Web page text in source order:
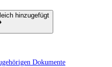
hinzugefügt
Dokumente